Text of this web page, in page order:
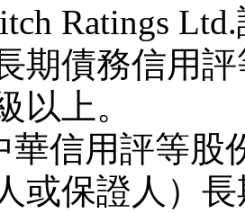
Ratings
期債務信用
以上。
華信用評等股
或保證人）